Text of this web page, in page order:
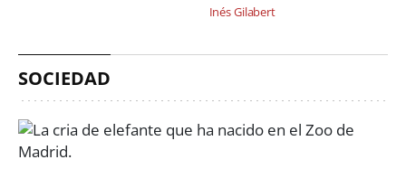
Inés Gilabert
SOCIEDAD